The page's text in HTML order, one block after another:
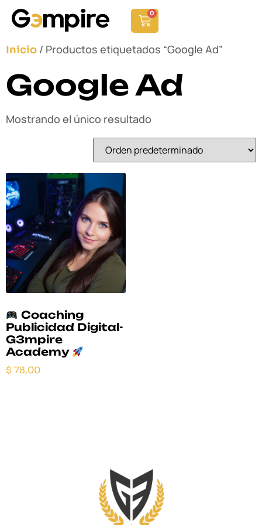
0
Inicio / Productos etiquetados “Google Ad”
Google Ad
Mostrando el único resultado
Coaching
Publicidad Digital-
G3mpire
Academy
$ 78,00